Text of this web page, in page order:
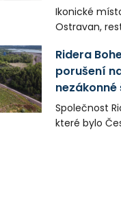
Ikonické
Ostravan,
společnost
s.r.o.
milionů
Ostravě dva
koncepty,
chyběly,
Ridera
porušení
nezákonné
Společnost
které bylo